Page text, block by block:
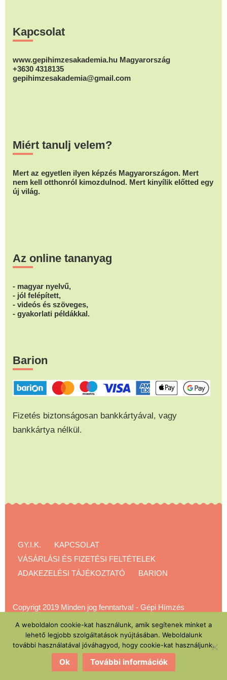
Kapcsolat
www.gepihimzesakademia.hu Magyarország
+3630 4318135
gepihimzesakademia@gmail.com
Miért tanulj velem?
Mert az egyetlen ilyen képzés Magyarországon. Mert
nem kell otthonról kimozdulnod. Mert kinyílik előtted egy
új világ.
Az online tananyag
- magyar nyelvű,
- jól felépített,
- videós és szöveges,
- gyakorlati példákkal.
Barion
Fizetés biztonságosan bankkártyával, vagy
bankkártya nélkül.
GY.I.K.
KAPCSOLAT
VÁSÁRLÁSI ÉS FIZETÉSI FELTÉTELEK
ADAKEZELÉSI TÁJÉKOZTATÓ
BARION
Copyrigt 2019 Minden jog fenntartva! - Gépi Hímzés
A weboldalon cookie-kat használunk, amik segítenek minket a
lehető legjobb szolgáltatások nyújtásában. Weboldalunk
további használatával jóváhagyod, hogy cookie-kat használjunk.
Ok További információk